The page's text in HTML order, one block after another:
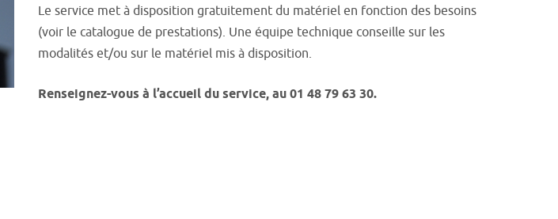
Le service met à disposition gratuitement du matériel en fonction des besoins
(voir le catalogue de prestations). Une équipe technique conseille sur les
modalités et/ou sur le matériel mis à disposition.
Renseignez-vous à l’accueil du service, au 01 48 79 63 30.